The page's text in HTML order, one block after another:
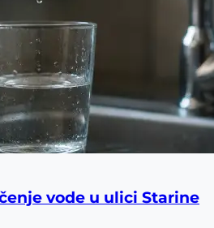
vode u ulici Starine